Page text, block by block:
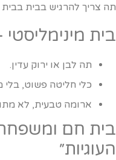
צריך להרגיש בבית בבית
תה לבן או ירוק עדין.
כלי חליטה פשוט, בלי
ארומה טבעית, לא
חם